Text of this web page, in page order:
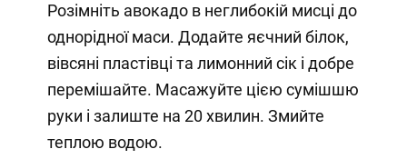
Розімніть авокадо в неглибокій мисці до
однорідної маси. Додайте яєчний білок,
вівсяні пластівці та лимонний сік і добре
перемішайте. Масажуйте цією сумішшю
руки і залиште на 20 хвилин. Змийте
теплою водою.